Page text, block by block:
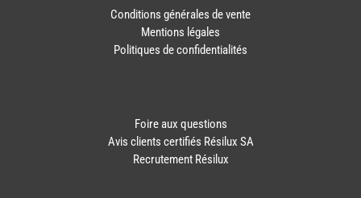
Conditions générales de vente
Mentions légales
Politiques de confidentialités
Foire aux questions
Avis clients certifiés Résilux SA
Recrutement Résilux